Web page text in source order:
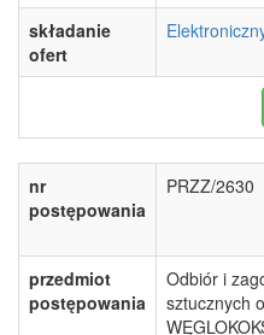
składanie
ofert
nr
postępowania
PRZZ/2630
przedmiot
postępowania
Odbiór i
sztucznych